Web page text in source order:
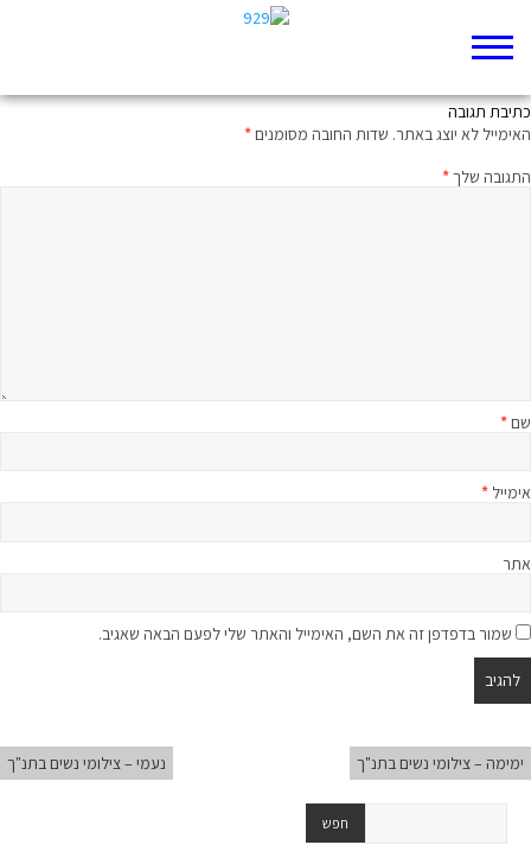
כתיבת תגובה
האימייל לא יוצג באתר. שדות החובה מסומנים*
התגובה שלך*
שם*
אימייל *
אתר
שמור בדפדפן זה את השם, האימייל והאתר שלי לפעם הבאה שאגיב.
ימימה – צילומי נשים בתנ"ך נעמי – צילומי נשים בתנ"ך